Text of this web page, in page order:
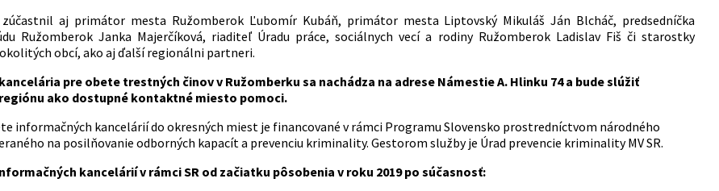
aj primátor mesta Ružomberok Ľubomír Kubáň, primátor mesta Liptovský Mikuláš Ján Blcháč, predsedníčka
Ružomberok Janka Majerčíková, riaditeľ Úradu práce, sociálnych vecí a rodiny Ružomberok Ladislav Fiš či starostky
obcí, ako aj ďalší regionálni partneri.
pre obete trestných činov v Ružomberku sa nachádza na adrese Námestie A. Hlinku 74 a bude slúžiť
ako dostupné kontaktné miesto pomoci.
informačných kancelárií do okresných miest je financované v rámci Programu Slovensko prostredníctvom národného
na posilňovanie odborných kapacít a prevenciu kriminality. Gestorom služby je Úrad prevencie kriminality MV SR.
kancelárií v rámci SR od začiatku pôsobenia v roku 2019 po súčasnosť: